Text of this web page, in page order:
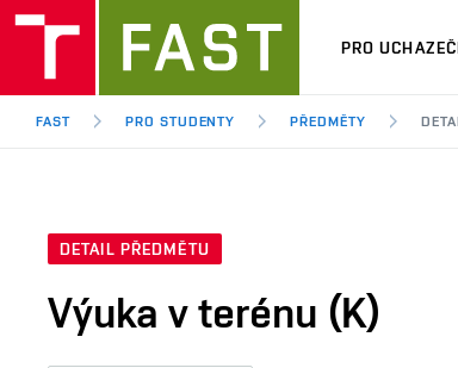
PRO
FAST PRO STUDENTY PŘEDMĚTY
DETAIL PŘEDMĚTU
Výuka v terénu (K)